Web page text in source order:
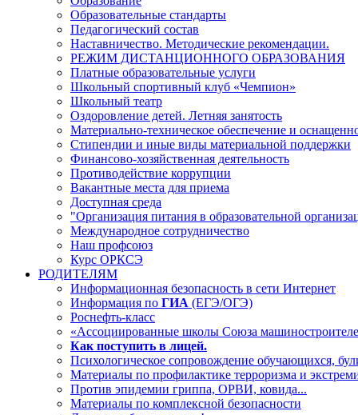
Образовательные стандарты
Педагогический состав
Наставничество. Методические рекомендации.
РЕЖИМ ДИСТАНЦИОННОГО ОБРАЗОВАНИЯ
Платные образовательные услуги
Школьный спортивный клуб «Чемпион»
Школьный театр
Оздоровление детей. Летняя занятость
Материально-техническое обеспечение и
Стипендии и иные виды материальной поддержки
Финансово-хозяйственная деятельность
Противодействие коррупции
Вакантные места для приема
Доступная среда
"Организация питания в образовательной
Международное сотрудничество
Наш профсоюз
Курс ОРКСЭ
РОДИТЕЛЯМ
Информационная безопасность в сети Интернет
Информация по ГИА (ЕГЭ/ОГЭ)
Роснефть-класс
«Ассоциированные школы Союза
Как поступить в лицей.
Психологическое сопровождение обучающихся,
Материалы по профилактике терроризма и
Против эпидемии гриппа, ОРВИ, ковида...
Материалы по комплексной безопасности